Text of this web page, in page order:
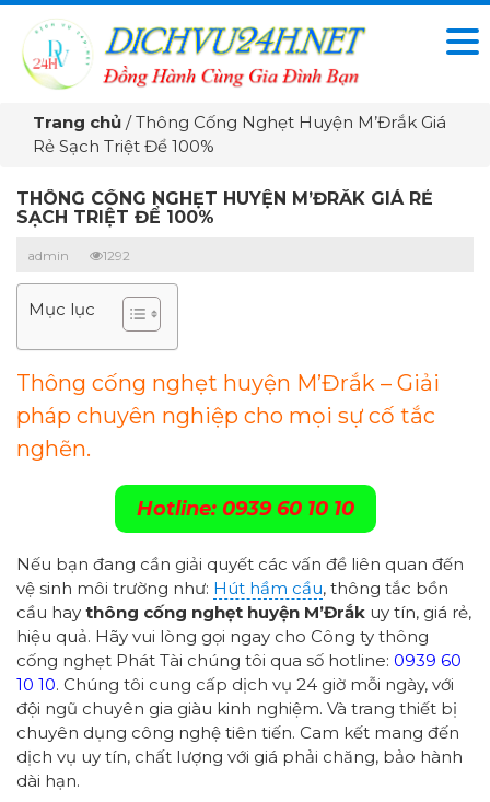
Trang chủ /Thông Cống Nghẹt Huyện M’Đrắk Giá
Rẻ Sạch Triệt Để 100%
THÔNG CỐNG NGHẸT HUYỆN M’ĐRẮK GIÁ RẺ
SẠCH TRIỆT ĐỂ 100%
admin 1292
Mục lục
Thông cống nghẹt huyện M’Đrắk – Giải
pháp chuyên nghiệp cho mọi sự cố tắc
nghẽn.
Hotline: 0939 60 10 10
Nếu bạn đang cần giải quyết các vấn đề liên quan đến
vệ sinh môi trường như: Hút hầm cầu, thông tắc bồn
cầu hay thông cống nghẹt huyện M’Đrắk uy tín, giá rẻ,
hiệu quả. Hãy vui lòng gọi ngay cho Công ty thông
cống nghẹt Phát Tài chúng tôi qua số hotline: 0939 60
10 10. Chúng tôi cung cấp dịch vụ 24 giờ mỗi ngày, với
đội ngũ chuyên gia giàu kinh nghiệm. Và trang thiết bị
chuyên dụng công nghệ tiên tiến. Cam kết mang đến
dịch vụ uy tín, chất lượng với giá phải chăng, bảo hành
dài hạn.